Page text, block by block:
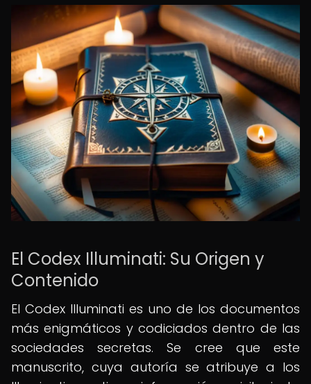
El Codex Illuminati: Su Origen y
Contenido
El Codex Illuminati es uno de los documentos
más enigmáticos y codiciados dentro de las
sociedades secretas. Se cree que este
manuscrito, cuya autoría se atribuye a los